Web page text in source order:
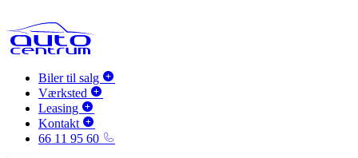
Biler til salg
Værksted
Leasing
Kontakt
66 11 95 60